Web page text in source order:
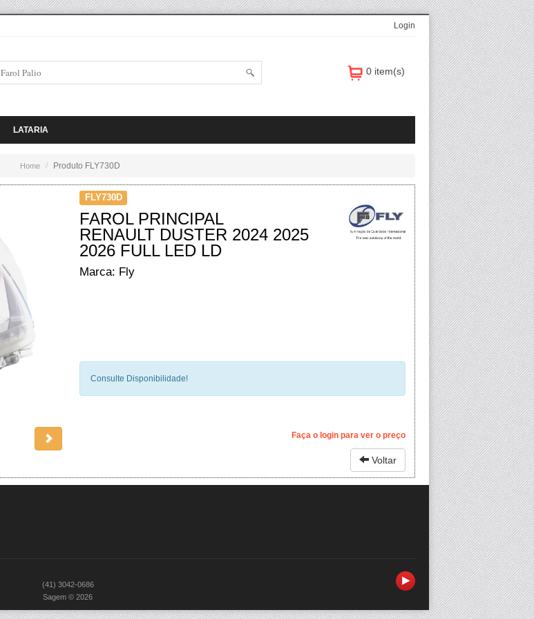
Login
0 item(s)
LATARIA
Home Produto FLY730D
FLY730D
FAROL PRINCIPAL
RENAULT DUSTER 2024 2025
2026 FULL LED LD
Marca: Fly
Consulte Disponibilidade!
Faça o login para ver o preço
Voltar
(41) 3042-0686
Sagem © 2026